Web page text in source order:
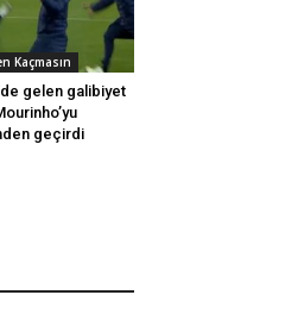
Kaçmasın
gelen galibiyet
geçirdi